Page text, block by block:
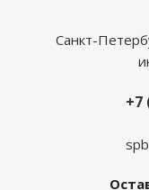
Санкт-
+7